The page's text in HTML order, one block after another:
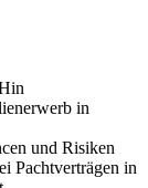
in
und Risiken
Pachtverträgen in